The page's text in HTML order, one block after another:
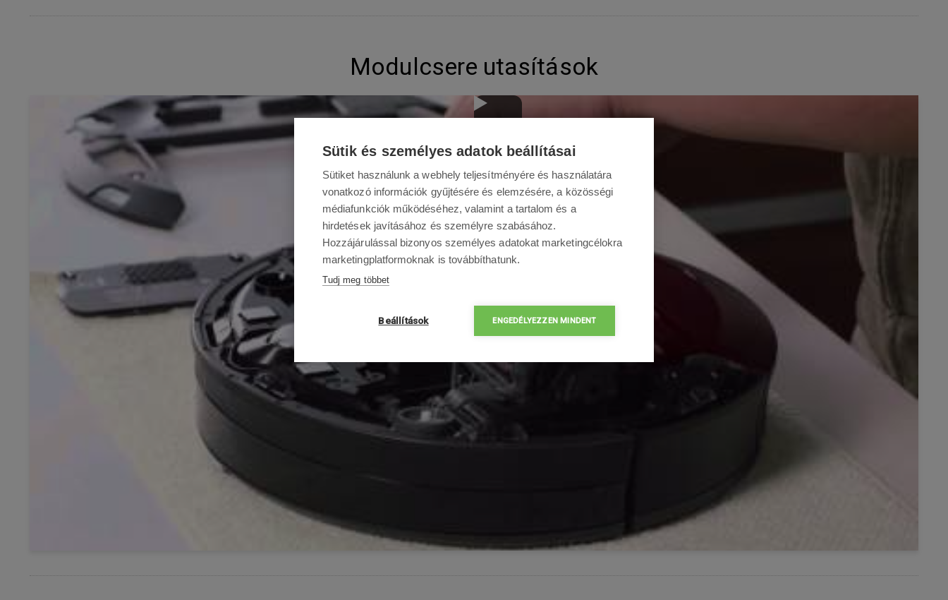
Modulcsere utasítások
Sütik és személyes adatok beállításai
Sütiket használunk a webhely teljesítményére és használatára
vonatkozó információk gyűjtésére és elemzésére, a közösségi
médiafunkciók működéséhez, valamint a tartalom és a
hirdetések javításához és személyre szabásához.
Hozzájárulással bizonyos személyes adatokat marketingcélokra
marketingplatformoknak is továbbíthatunk.
Tudj meg többet
Beállítások ENGEDÉLYEZZEN MINDENT